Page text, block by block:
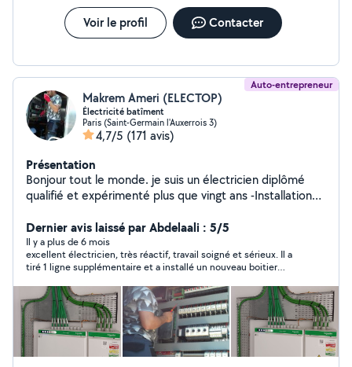
Voir le profil Contacter
Auto-entrepreneur
Makrem Ameri (ELECTOP)
Électricité batîment
Paris (Saint-Germain l'Auxerrois 3)
4,7/5 (171 avis)
Présentation
Bonjour tout le monde. je suis un électricien diplômé
qualifié et expérimenté plus que vingt ans -Installations
éclairages, VMC. -poser des thermostats connectés.. -
Dépannage tous les pannes électriques -branchement
des luminaires, des plaques ,chouffeaux électriques.. -
Bricolage Contactez moi:06-51-74-29-44
Dernier avis laissé par Abdelaali : 5/5
Il y a plus de 6 mois
excellent électricien, très réactif, travail soigné et sérieux. Il a
tiré 1 ligne supplémentaire et a installé un nouveau boitier